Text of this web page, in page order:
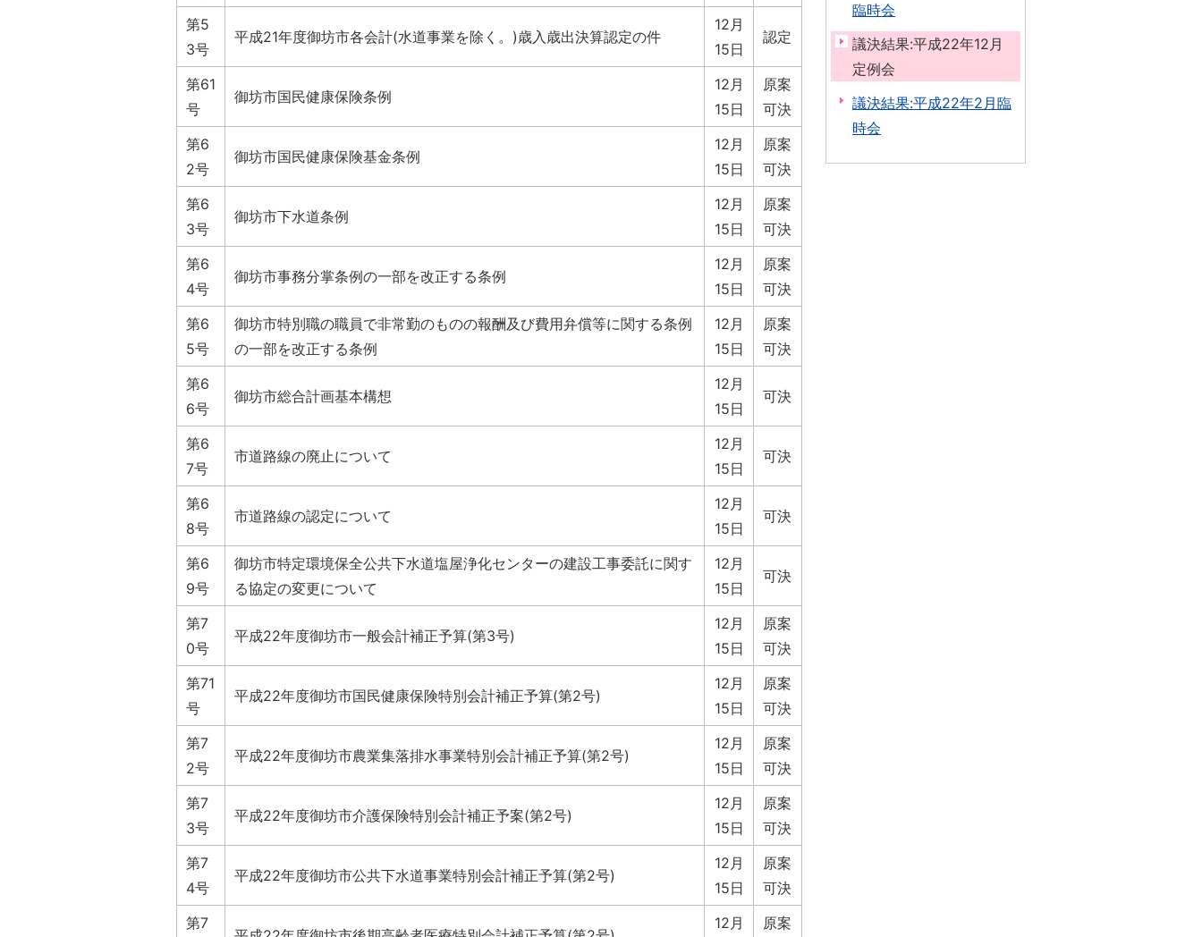
第5
3号
平成21年度御坊市各会計(水道事業を除く。)歳入歳出決算認定の件
12月
15日
認定
第61
号
御坊市国民健康保険条例
12月
15日
原案
可決
第6
2号
御坊市国民健康保険基金条例
12月
15日
原案
可決
第6
3号
御坊市下水道条例
12月
15日
原案
可決
第6
4号
御坊市事務分掌条例の一部を改正する条例
12月
15日
原案
可決
第6
5号
御坊市特別職の職員で非常勤のものの報酬及び費用弁償等に関する条例
の一部を改正する条例
12月
15日
原案
可決
第6
6号
御坊市総合計画基本構想
12月
15日
可決
第6
7号
市道路線の廃止について
12月
15日
可決
第6
8号
市道路線の認定について
12月
15日
可決
第6
9号
御坊市特定環境保全公共下水道塩屋浄化センターの建設工事委託に関す
る協定の変更について
12月
15日
可決
第7
0号
平成22年度御坊市一般会計補正予算(第3号)
12月
15日
原案
可決
第71
号
平成22年度御坊市国民健康保険特別会計補正予算(第2号)
12月
15日
原案
可決
第7
2号
平成22年度御坊市農業集落排水事業特別会計補正予算(第2号)
12月
15日
原案
可決
第7
3号
平成22年度御坊市介護保険特別会計補正予案(第2号)
12月
15日
原案
可決
第7
4号
平成22年度御坊市公共下水道事業特別会計補正予算(第2号)
12月
15日
原案
可決
第7
12月
原案
臨時会
議決結果:平成22年12月
定例会
議決結果:平成22年2月臨
時会